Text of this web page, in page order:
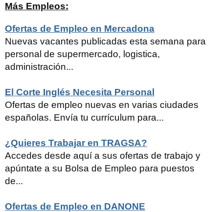
Más Empleos:
Ofertas de Empleo en Mercadona
Nuevas vacantes publicadas esta semana para
personal de supermercado, logistica,
administración...
El Corte Inglés Necesita Personal
Ofertas de empleo nuevas en varias ciudades
españolas. Envía tu currículum para...
¿Quieres Trabajar en TRAGSA?
Accedes desde aquí a sus ofertas de trabajo y
apúntate a su Bolsa de Empleo para puestos
de...
Ofertas de Empleo en DANONE